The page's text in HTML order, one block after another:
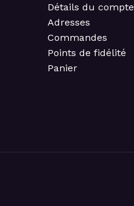
Détails du compte
Adresses
Commandes
Points de fidélité
Panier